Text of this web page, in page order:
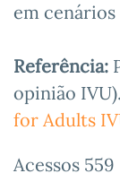
em cenários
Referência:
opinião IVU).
for Adults
Acessos 559